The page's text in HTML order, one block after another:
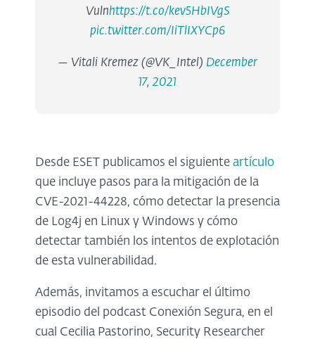
Vulnhttps://t.co/kev5HbIVgS
pic.twitter.com/IiTlIXYCp6
— Vitali Kremez (@VK_Intel) December
17, 2021
Desde ESET publicamos el siguiente artículo
que incluye pasos para la mitigación de la
CVE-2021-44228, cómo detectar la presencia
de Log4j en Linux y Windows y cómo
detectar también los intentos de explotación
de esta vulnerabilidad.
Además, invitamos a escuchar el último
episodio del podcast Conexión Segura, en el
cual Cecilia Pastorino, Security Researcher